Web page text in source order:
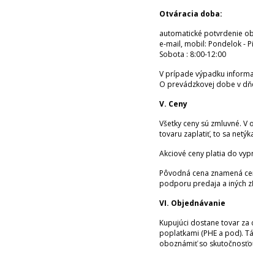
Otváracia doba:
automatické potvrdenie
e-mail, mobil: Pondelok -
Sobota : 8:00-12:00
V prípade výpadku
O prevádzkovej dobe v
V. Ceny
Všetky ceny sú zmluvné.
tovaru zaplatiť, to sa
Akciové ceny platia do
Pôvodná cena znamená
podporu predaja a iných
VI. Objednávanie
Kupujúci dostane tovar za
poplatkami (PHE a pod).
oboznámiť so